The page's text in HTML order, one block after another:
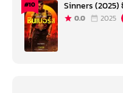
#10 Sinners (2025)
0.0 2025